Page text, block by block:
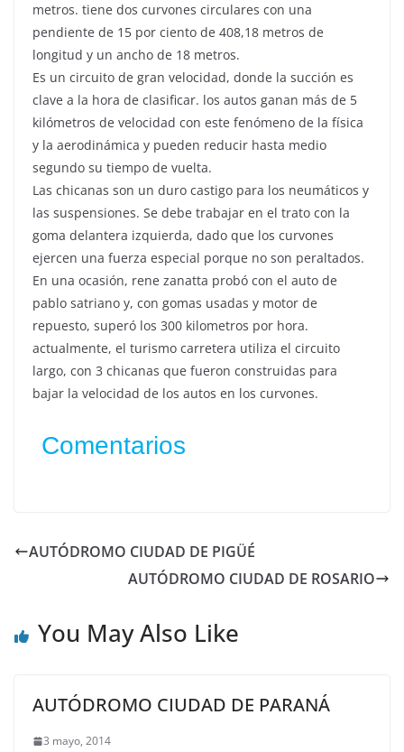
metros. tiene dos curvones circulares con una
pendiente de 15 por ciento de 408,18 metros de
longitud y un ancho de 18 metros.
Es un circuito de gran velocidad, donde la succión es
clave a la hora de clasificar. los autos ganan más de 5
kilómetros de velocidad con este fenómeno de la física
y la aerodinámica y pueden reducir hasta medio
segundo su tiempo de vuelta.
Las chicanas son un duro castigo para los neumáticos y
las suspensiones. Se debe trabajar en el trato con la
goma delantera izquierda, dado que los curvones
ejercen una fuerza especial porque no son peraltados.
En una ocasión, rene zanatta probó con el auto de
pablo satriano y, con gomas usadas y motor de
repuesto, superó los 300 kilometros por hora.
actualmente, el turismo carretera utiliza el circuito
largo, con 3 chicanas que fueron construidas para
bajar la velocidad de los autos en los curvones.
Comentarios
AUTÓDROMO CIUDAD DE PIGÜÉ
AUTÓDROMO CIUDAD DE ROSARIO
You May Also Like
AUTÓDROMO CIUDAD DE PARANÁ
3 mayo, 2014